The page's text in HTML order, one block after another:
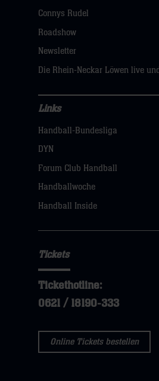
dann
hier
Connys Rudel
Roadshow
Newsletter
Die Rhein-Neckar Löwen live
Navigation
öffnen,
dann
klicken
Links
Handball-Bundesliga
DYN
Forum Club Handball
Handballwoche
Handball Inside
Tickets
Tickethotline:
0621 / 18190-333
Online Tickets bestellen